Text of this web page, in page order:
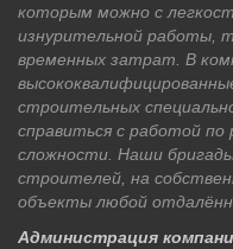
которым можно с
изнурительной работы,
временных затрат. В
строительных
справиться с работой
сложности. Наши
строителей, на
объекты любой
Администрация